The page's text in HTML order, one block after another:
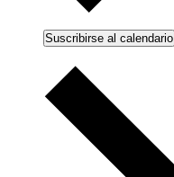
Suscribirse al calendario